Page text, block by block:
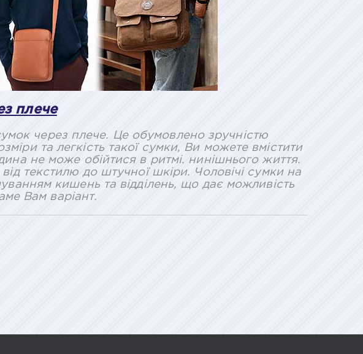
плече
через плече. Це обумовлено зручністю
та легкість такої сумки, Ви можете вмістити
не може обійтися в ритмі. нинішнього життя.
текстилю до штучної шкіри. Чоловічі сумки на
кишень та відділень, що дає можливість
Вам варіант.